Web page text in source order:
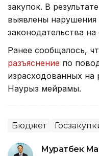
закупок. В
выявлены нарушения
законодательства
Ранее сообщалось,
разъяснение по
израсходованных
Наурыз мейрамы.
Бюджет
Муратбек